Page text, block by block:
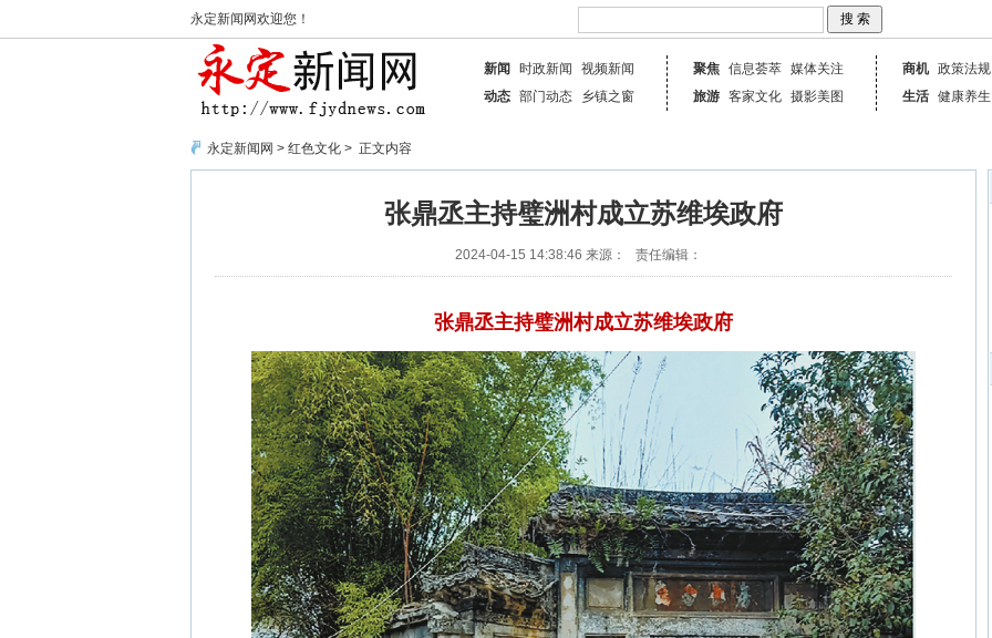
永定新闻网欢迎您！
新闻 时政新闻
视频新闻
动态 部门动态 乡镇之窗
聚焦 信息荟萃 媒体关注
旅游 客家文化 摄影美图
商机 政策法规
生活 健康养生
永定新闻网 > 红色文化 > 正文内容
张鼎丞主持璧洲村成立苏维埃政府
2024-04-15 14:38:46 来源： 责任编辑：
张鼎丞主持璧洲村成立苏维埃政府